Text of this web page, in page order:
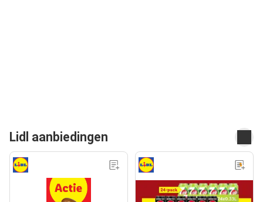
Lidl aanbiedingen